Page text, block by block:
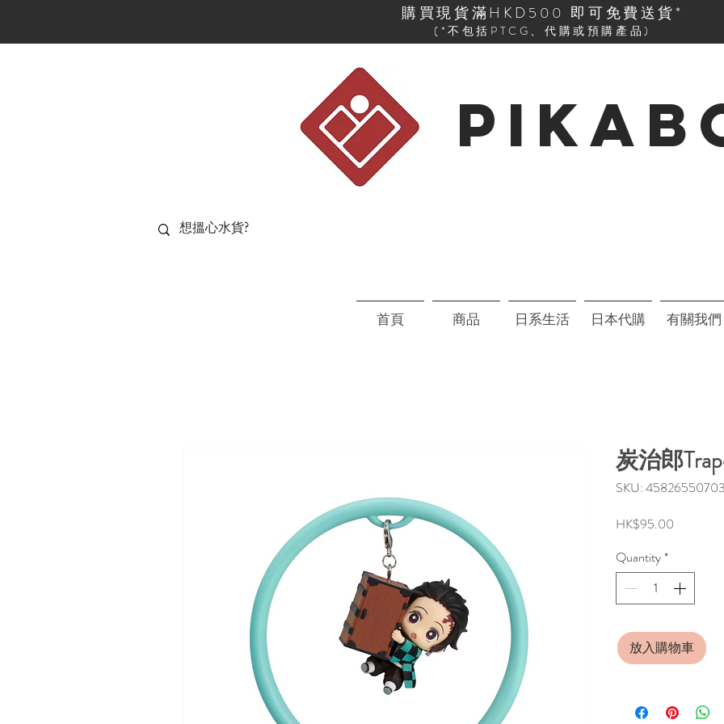
購買現貨滿HKD500 即可免費送貨*
(*不包括PTCG、代購或預購產品)
首頁 商品 日系生活 日本代購 有關我們
炭治郎
SKU:
HK$95.00
Quantity*
放入購物車